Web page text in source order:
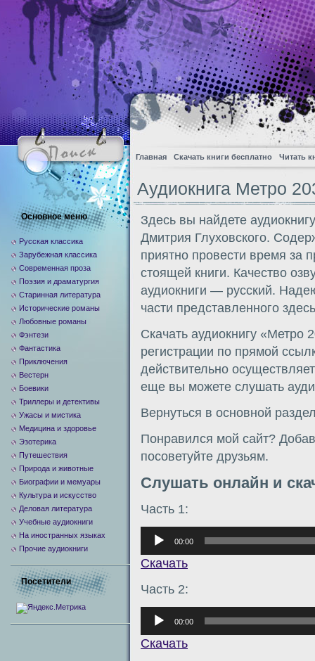
Главная Скачать книги бесплатно Читать
Аудиокнига Метро
Здесь вы найдете
Дмитрия Глуховского.
приятно провести время за
стоящей книги. Качество
аудиокниги — русский.
части представленного
Скачать аудиокнигу «Метро
регистрации по прямой
действительно
еще вы можете слушать
Вернуться в основной
Понравился мой сайт?
посоветуйте друзьям.
Слушать онлайн и
Часть 1:
Аудиоплеер
00:00
Скачать
Часть 2:
Аудиоплеер
00:00
Скачать
Основное меню
Русская классика
Зарубежная классика
Современная проза
Поэзия и драматургия
Старинная литература
Исторические романы
Любовные романы
Фэнтези
Фантастика
Приключения
Вестерн
Боевики
Триллеры и детективы
Ужасы и мистика
Медицина и здоровье
Эзотерика
Путешествия
Природа и животные
Биографии и мемуары
Культура и искусство
Деловая литература
Учебные аудиокниги
На иностранных языках
Прочие аудиокниги
Посетители